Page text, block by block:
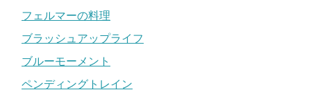
フェルマーの料理
ブラッシュアップライフ
ブルーモーメント
ペンディングトレイン